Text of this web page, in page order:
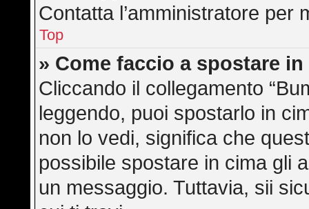
Contatta l’amministratore per
Top
» Come faccio a spostare
Cliccando il collegamento
leggendo, puoi spostarlo in
non lo vedi, significa che
possibile spostare in cima gli
un messaggio. Tuttavia, sii